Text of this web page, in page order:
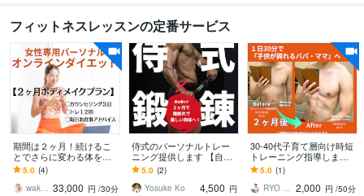
フィットネスレッスンの定番サービス
期間は２ヶ月！続けるこ
とでさらに変わる体を届
けます ダイエットがもっ
と楽しくなる２ヶ月をサ
ポートします！
5.0 (4)
wakako408 33,000 円 /30分
侍式のパーソナルトレー
ニング提供します 【自宅
公園OK】日本人にあった
理想の筋トレ法で体を変
えます
5.0 (2)
Yosuke Ko
4,500 円
30-40代子育て層向け時短
トレーニング指導します
育児のスキマ時間で
『脱・お疲れボディ』を
目指すパーソナル
5.0 (1)
RYO 時短追求パーソナルトレーナー 2,000 円 /50分